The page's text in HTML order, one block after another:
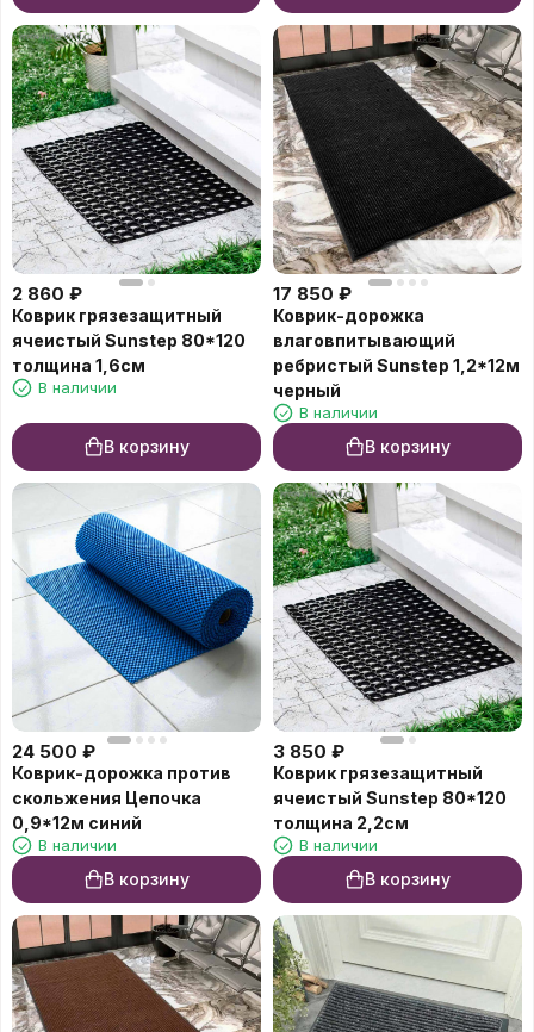
2 860 ₽
Коврик грязезащитный
ячеистый Sunstep 80*120
толщина 1,6см
В наличии
В корзину
17 850 ₽
Коврик-дорожка
влаговпитывающий
ребристый Sunstep 1,2*12м
черный
В наличии
В корзину
24 500 ₽
Коврик-дорожка против
скольжения Цепочка
0,9*12м синий
В наличии
В корзину
3 850 ₽
Коврик грязезащитный
ячеистый Sunstep 80*120
толщина 2,2см
В наличии
В корзину